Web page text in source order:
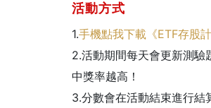
活動方式
1.手機點我下載《ETF存股
2.活動期間每天會更新測驗
中獎率越高！
3.分數會在活動結束進行結